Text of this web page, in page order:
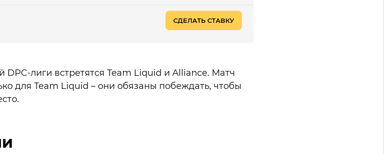
СДЕЛАТЬ СТАВКУ
DPC-лиги встретятся Team Liquid и Alliance. Матч
для Team Liquid – они обязаны побеждать, чтобы